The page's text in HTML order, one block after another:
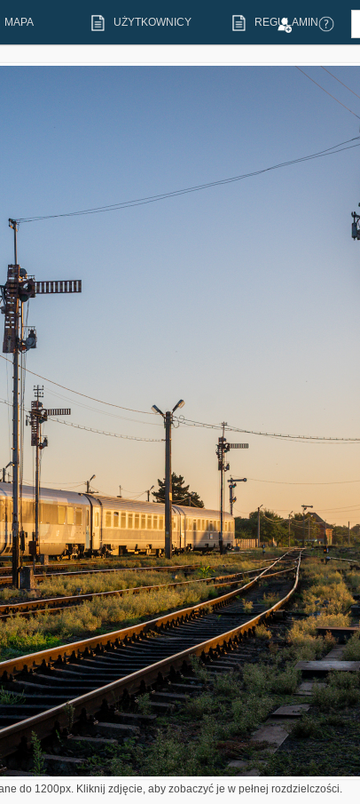
MAPA UŻYTKOWNICY REGULAMIN
do 1200px. Kliknij zdjęcie, aby zobaczyć je w pełnej rozdzielczości.